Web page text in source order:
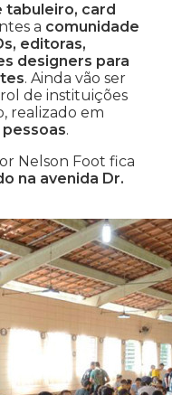
tabuleiro, card
a comunidade
editoras,
designers para
. Ainda vão ser
de instituições
realizado em
.
Nelson Foot fica
na avenida Dr.